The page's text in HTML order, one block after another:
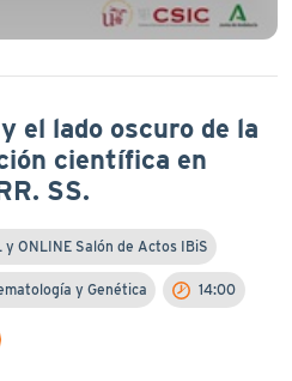
el lado oscuro de la
científica en
SS.
y ONLINE Salón de Actos IBiS
y Genética 14:00